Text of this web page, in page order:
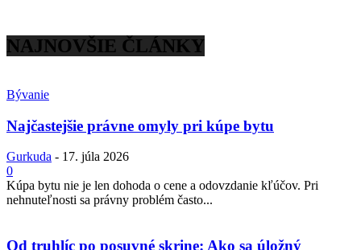
NAJNOVŠIE ČLÁNKY
Bývanie
Najčastejšie právne omyly pri kúpe bytu
Gurkuda - 17. júla 2026
0
Kúpa bytu nie je len dohoda o cene a odovzdanie kľúčov. Pri
nehnuteľnosti sa právny problém často...
Od truhlíc po posuvné skrine: Ako sa úložný